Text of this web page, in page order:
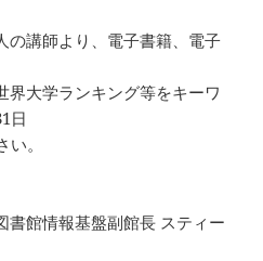
の講師より、電子書籍、電子
界大学ランキング等をキーワ
日
。
書館情報基盤副館長 スティー